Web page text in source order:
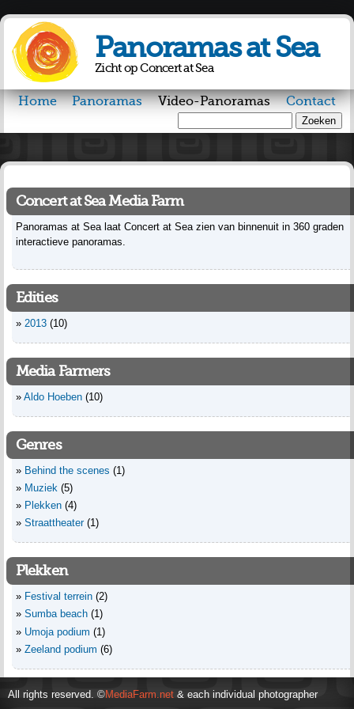
de inhoud
gaan
Panoramas at Sea
Zicht op Concert at Sea
Home Panoramas Video-Panoramas Contact
Zoekveld
Concert at Sea Media Farm
Panoramas at Sea laat Concert at Sea zien van binnenuit in 360 graden
interactieve panoramas.
Edities
2013 (10)
Media Farmers
Aldo Hoeben (10)
Genres
Behind the scenes (1)
Muziek (5)
Plekken (4)
Straattheater (1)
Plekken
Festival terrein (2)
Sumba beach (1)
Umoja podium (1)
Zeeland podium (6)
All rights reserved. ©MediaFarm.net & each individual photographer